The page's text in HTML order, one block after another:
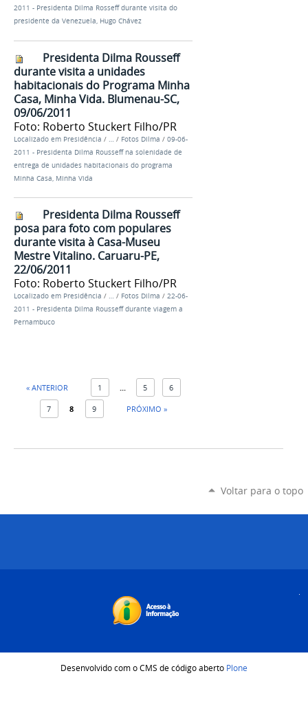
2011 - Presidenta Dilma Rosseff durante visita do
presidente da Venezuela, Hugo Chávez
Presidenta Dilma Rousseff
durante visita a unidades
habitacionais do Programa Minha
Casa, Minha Vida. Blumenau-SC,
09/06/2011
Foto: Roberto Stuckert Filho/PR
Localizado em Presidência / / Fotos Dilma / 09-06-
2011 - Presidenta Dilma Rousseff na solenidade de
entrega de unidades habitacionais do programa
Minha Casa, Minha Vida
Presidenta Dilma Rousseff
posa para foto com populares
durante visita à Casa-Museu
Mestre Vitalino. Caruaru-PE,
22/06/2011
Foto: Roberto Stuckert Filho/PR
Localizado em Presidência / … / Fotos Dilma / 22-06-
2011 - Presidenta Dilma Rousseff durante viagem a
Pernambuco
« ANTERIOR 1 ... 5 6
7 8 9 PRÓXIMO »
Voltar para o topo
Desenvolvido com o CMS de código aberto Plone